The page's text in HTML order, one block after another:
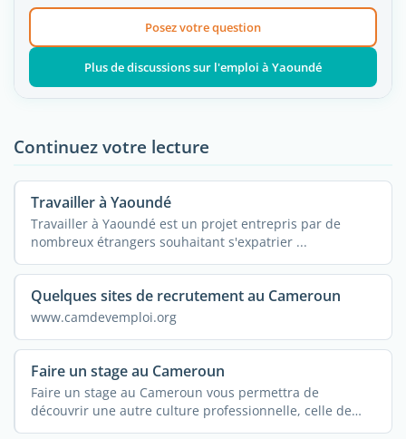
Posez votre question
Plus de discussions sur l'emploi à Yaoundé
Continuez votre lecture
Travailler à Yaoundé
Travailler à Yaoundé est un projet entrepris par de
nombreux étrangers souhaitant s'expatrier ...
Quelques sites de recrutement au Cameroun
www.camdevemploi.org
Faire un stage au Cameroun
Faire un stage au Cameroun vous permettra de
découvrir une autre culture professionnelle, celle de
tout le ...